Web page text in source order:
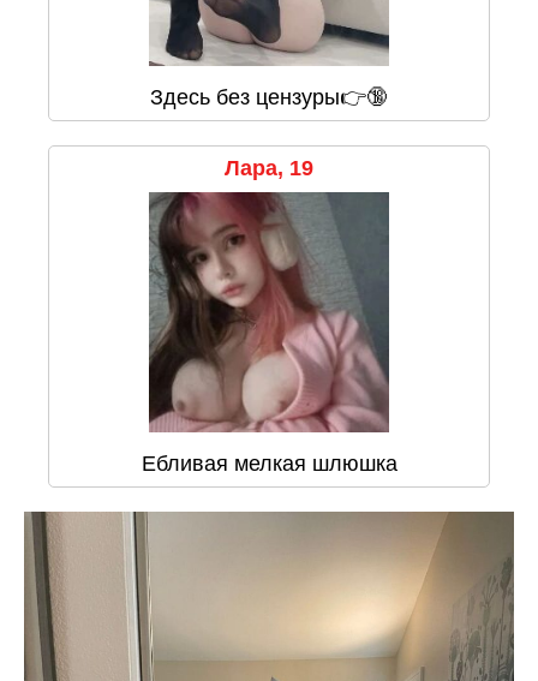
Здесь без цензуры👉🔞
Лара, 19
Ебливая мелкая шлюшка